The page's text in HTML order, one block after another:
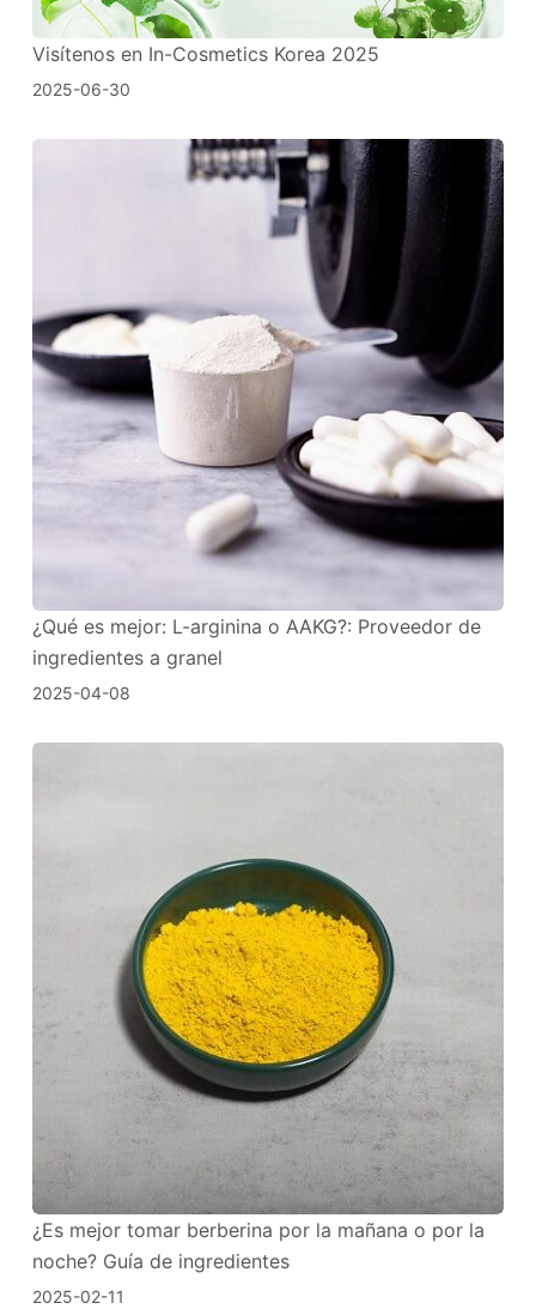
Visítenos en In-Cosmetics Korea 2025
2025-06-30
¿Qué es mejor: L-arginina o AAKG?: Proveedor de
ingredientes a granel
2025-04-08
¿Es mejor tomar berberina por la mañana o por la
noche? Guía de ingredientes
2025-02-11